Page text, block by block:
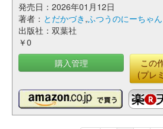
発売日：2026年01月12日
著者： とだかづき ,ふつうのにーちゃん
出版社：双葉社
￥0
購入管理
この
(プレ